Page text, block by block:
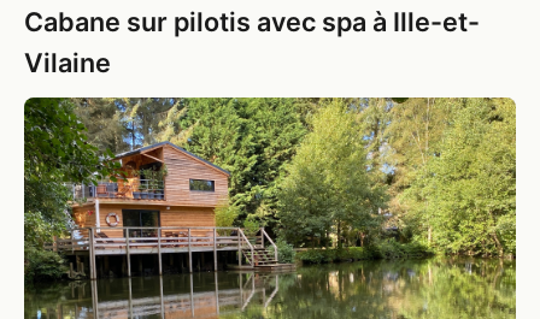
Cabane sur pilotis avec spa à Ille-et-
Vilaine